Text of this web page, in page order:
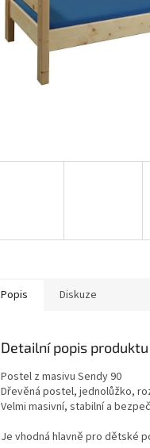
Popis Diskuze
Detailní popis produktu
Postel z masivu Sendy 90
Dřevěná postel, jednolůžko,
Velmi masivní, stabilní a
Je vhodná hlavně pro dětské